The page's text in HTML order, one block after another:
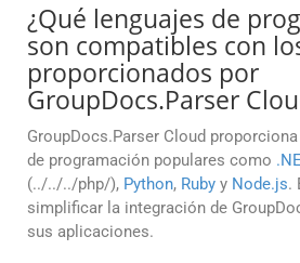
¿Qué lenguajes de
son compatibles con
proporcionados por
GroupDocs.Parser
GroupDocs.Parser Cloud
de programación populares como
(../../../php/), Python, Ruby y Node.js.
simplificar la integración de
sus aplicaciones.